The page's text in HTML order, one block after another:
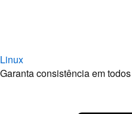
Linux
Garanta consistência em